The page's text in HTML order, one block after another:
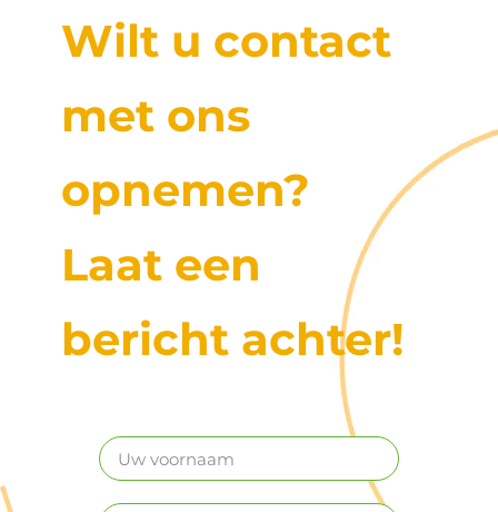
Wilt u contact
met ons
opnemen?
Laat een
bericht achter!